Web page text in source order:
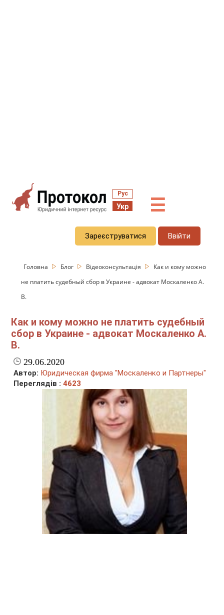
Рус
Укр ☰
Зареєструватися Ввійти
Головна Блог Відеоконсультація
Как и кому можно
не платить судебный сбор в Украине - адвокат Москаленко А.
В.
Как и кому можно не платить судебный
сбор в Украине - адвокат Москаленко А.
В.
29.06.2020
Автор: Юридическая фирма "Москаленко и Партнеры"
Переглядів :4623